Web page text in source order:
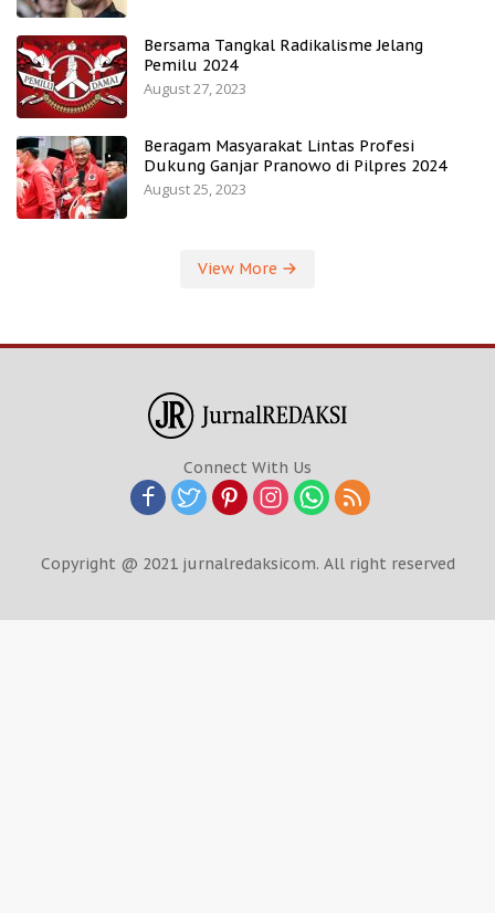
Bersama Tangkal Radikalisme Jelang
Pemilu 2024
August 27, 2023
Beragam Masyarakat Lintas Profesi
Dukung Ganjar Pranowo di Pilpres 2024
August 25, 2023
View More
Connect With Us
Copyright @ 2021 jurnalredaksicom. All right reserved